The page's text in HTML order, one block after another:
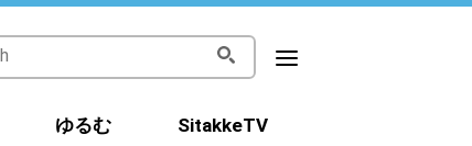
ゆるむ SitakkeTV